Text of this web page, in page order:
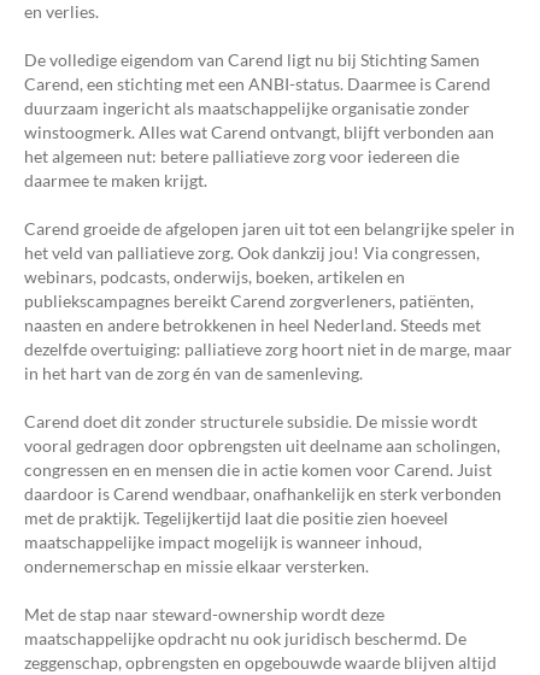
en verlies.
De volledige eigendom van Carend ligt nu bij Stichting Samen
Carend, een stichting met een ANBI-status. Daarmee is Carend
duurzaam ingericht als maatschappelijke organisatie zonder
winstoogmerk. Alles wat Carend ontvangt, blijft verbonden aan
het algemeen nut: betere palliatieve zorg voor iedereen die
daarmee te maken krijgt.
Carend groeide de afgelopen jaren uit tot een belangrijke speler in
het veld van palliatieve zorg. Ook dankzij jou! Via congressen,
webinars, podcasts, onderwijs, boeken, artikelen en
publiekscampagnes bereikt Carend zorgverleners, patiënten,
naasten en andere betrokkenen in heel Nederland. Steeds met
dezelfde overtuiging: palliatieve zorg hoort niet in de marge, maar
in het hart van de zorg én van de samenleving.
Carend doet dit zonder structurele subsidie. De missie wordt
vooral gedragen door opbrengsten uit deelname aan scholingen,
congressen en en mensen die in actie komen voor Carend. Juist
daardoor is Carend wendbaar, onafhankelijk en sterk verbonden
met de praktijk. Tegelijkertijd laat die positie zien hoeveel
maatschappelijke impact mogelijk is wanneer inhoud,
ondernemerschap en missie elkaar versterken.
Met de stap naar steward-ownership wordt deze
maatschappelijke opdracht nu ook juridisch beschermd. De
zeggenschap, opbrengsten en opgebouwde waarde blijven altijd